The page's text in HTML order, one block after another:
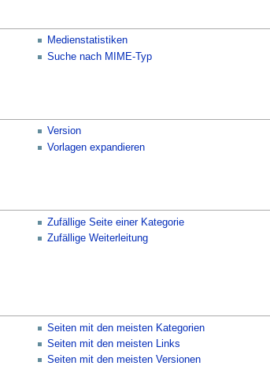
Medienstatistiken
Suche nach MIME-Typ
Version
Vorlagen expandieren
Zufällige Seite einer Kategorie
Zufällige Weiterleitung
Seiten mit den meisten Kategorien
Seiten mit den meisten Links
Seiten mit den meisten Versionen